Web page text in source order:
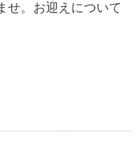
せ。お迎えについて